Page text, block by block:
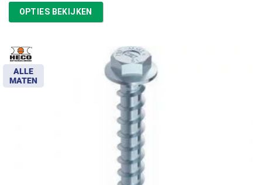
tot
€48,19
OPTIES BEKIJKEN
ALLE
MATEN